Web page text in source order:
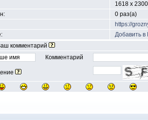
1618 x
0 раз(а)
https://
Добавить
комментарий
Комментарий